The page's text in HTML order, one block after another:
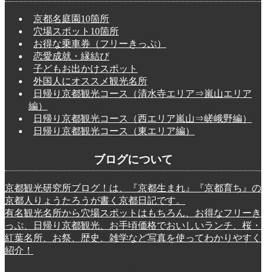
京都名庭園10箇所
穴場スポット10箇所
お得な乗車券（フリーきっぷ）
恋愛成就・縁結び
子どもお出かけスポット
外国人にオススメ観光名所
日帰り京都観光コース（清水寺エリア⇒嵐山エリア
編）
日帰り京都観光コース（西エリア嵐山⇒嵯峨野編）
日帰り京都観光コース（東エリア編）
ブログについて
京都観光研究所ブログ！は、『京都生まれ』『京都育ち』の
京都人りょうたろうが書く京都日記です。
有名観光名所から穴場スポットはもちろん、お得なフリーき
っぷ、日帰り京都観光、お手頃価格でおいしいランチ、桜・
紅葉名所、お祭、歴史、雑学など写真を使ってわかりやすく
紹介！